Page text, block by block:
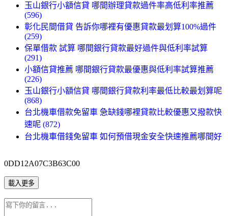
玉山銀行小額信貸 哪間辦理貸款過件率高低利率推薦
(596)
彰化民間借貸 告訴你哪裡有優惠貸款最划算100%過件
(259)
保單借款 試算 哪間銀行貸款最好過件與低利率試算
(291)
小額信貸推薦 哪間銀行貸款最優惠與低利率試算推薦
(226)
玉山銀行小額信貸 哪間銀行貸款利率最低比較最划算呢
(868)
台北機車借款免留車 急缺錢哪裡貸款比較優惠又撥款快
速呢 (872)
台北機車借錢免留車 如何預借現金安全快速推薦哪間好
0DD12A07C3B63C00
載入更多